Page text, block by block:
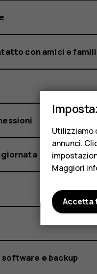
con amici e
giornata
e backup
Utilizziamo
annunci.
Maggiori
Accetta